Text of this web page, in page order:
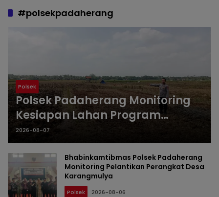
#polsekpadaherang
Polsek
Polsek Padaherang Monitoring
Kesiapan Lahan Program
Penanaman Jagung di Desa
Ciganjeng
2026-08-07
Bhabinkamtibmas Polsek Padaherang
Monitoring Pelantikan Perangkat Desa
Karangmulya
Polsek 2026-08-06